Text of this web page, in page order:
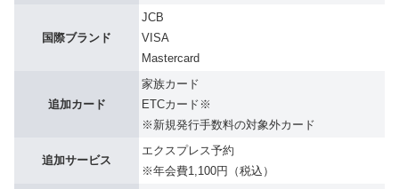
国際ブランド
JCB
VISA
Mastercard
追加カード
家族カード
ETCカード※
※新規発行手数料の対象外カード
追加サービス
エクスプレス予約
※年会費1,100円（税込）